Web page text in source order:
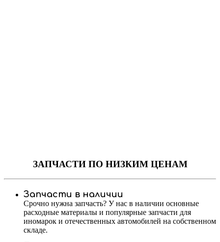
ЗАПЧАСТИПО НИЗКИМ ЦЕНАМ
Запчасти в наличии
Срочно нужна запчасть? У нас в наличии основные
расходные материалы и популярные запчасти для
иномарок и отечественных автомобилей на собственном
складе.